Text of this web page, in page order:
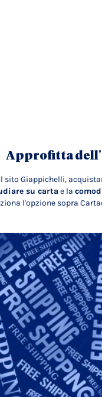
Approfitta
sito Giappichelli,
su carta e la
l'opzione sopra